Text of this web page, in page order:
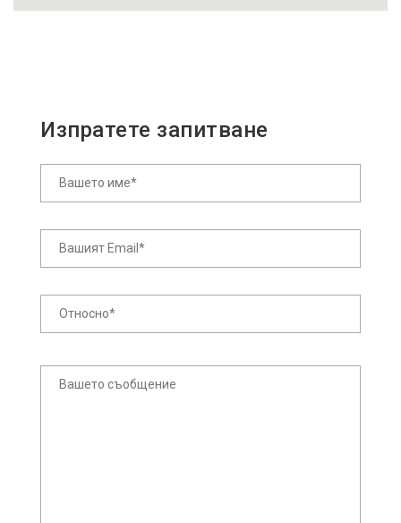
Изпратете запитване